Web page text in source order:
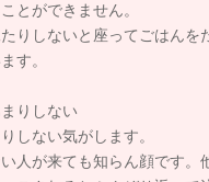
とができません。
りしないと座ってごはんを
す。
りしない
しない気がします。
人が来ても知らん顔です。